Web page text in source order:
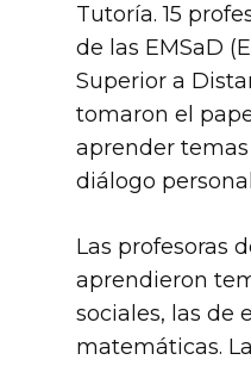
Tutoría. 15
de las EMSaD
Superior a
tomaron el
aprender
diálogo
Las profesoras
aprendieron
sociales, las de
matemáticas.